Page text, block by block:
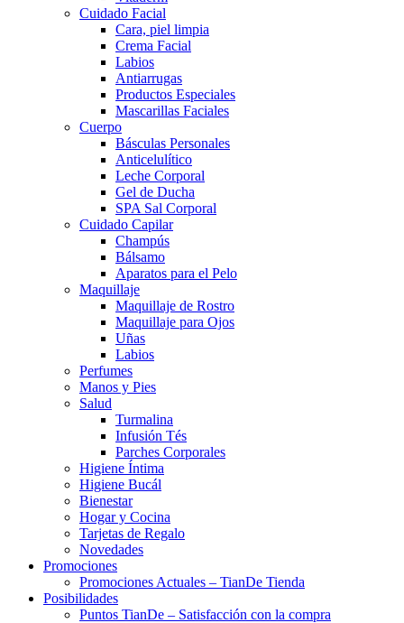
Cuidado Facial
Cara, piel limpia
Crema Facial
Labios
Antiarrugas
Productos Especiales
Mascarillas Faciales
Cuerpo
Básculas Personales
Anticelulítico
Leche Corporal
Gel de Ducha
SPA Sal Corporal
Cuidado Capilar
Champús
Bálsamo
Aparatos para el Pelo
Maquillaje
Maquillaje de Rostro
Maquillaje para Ojos
Uñas
Labios
Perfumes
Manos y Pies
Salud
Turmalina
Infusión Tés
Parches Corporales
Higiene Íntima
Higiene Bucál
Bienestar
Hogar y Cocina
Tarjetas de Regalo
Novedades
Promociones
Promociones Actuales – TianDe Tienda
Posibilidades
Puntos TianDe – Satisfacción con la compra